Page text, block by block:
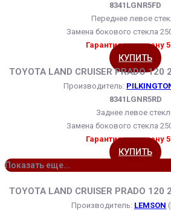
8341LGNR5FD
Переднее левое
Замена бокового стекла
Гарантия на замену 5
КУПИТЬ
TOYOTA LAND CRUISER PRADO 120
Производитель:
8341LGNR5RD
Заднее левое
Замена бокового стекла
Гарантия на замену 5
КУПИТЬ
Показать еще...
TOYOTA LAND CRUISER PRADO 120
Производитель: LEMSON